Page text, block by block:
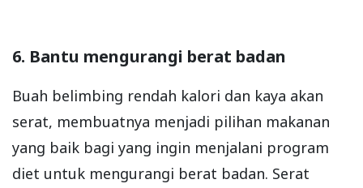
6. Bantu mengurangi berat badan
Buah belimbing rendah kalori dan kaya akan
serat, membuatnya menjadi pilihan makanan
yang baik bagi yang ingin menjalani program
diet untuk mengurangi berat badan. Serat